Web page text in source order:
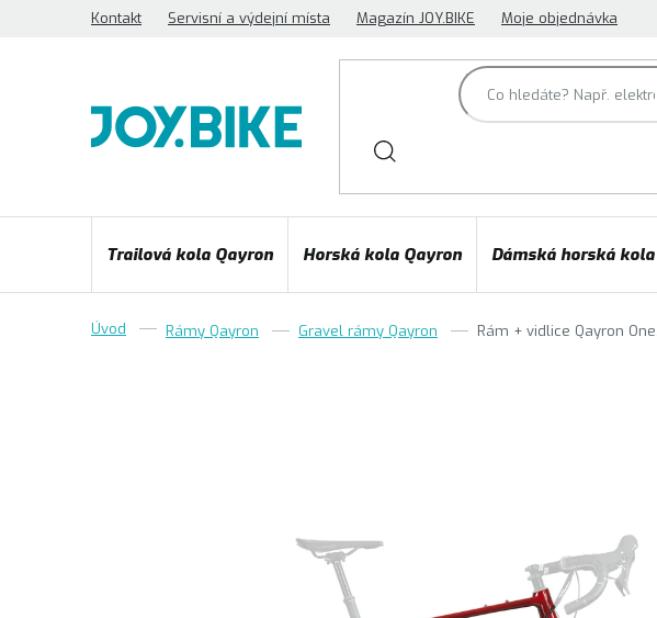
Kontakt Servisní a výdejní místa Magazín JOY.BIKE Moje objednávka
Trailová kola Qayron Horská kola Qayron Dámská horská
Rámy Qayron Gravel rámy Qayron Rám + vidlice Qayron